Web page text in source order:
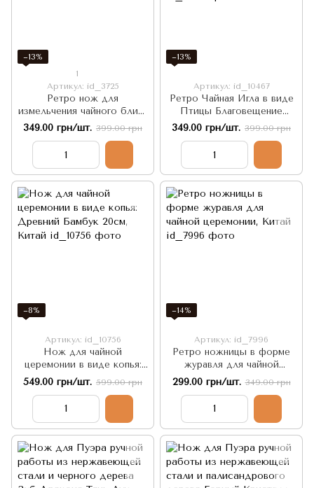
−13%
1
Артикул: id_3725
Ретро нож для
измельчения чайного блина
Рыба-меч
349.00 грн/шт. 399.00 грн
−13%
Артикул: id_10467
Ретро Чайная Игла в виде
Птицы Благовещение
латунь художественное
349.00 грн/шт. 399.00 грн
−8%
Артикул: id_10756
Нож для чайной
церемонии в виде копья:
Древний Бамбук 20см,
549.00 грн/шт. 599.00 грн
−14%
Артикул: id_7996
Ретро ножницы в форме
журавля для чайной
церемонии, Китай
299.00 грн/шт. 349.00 грн